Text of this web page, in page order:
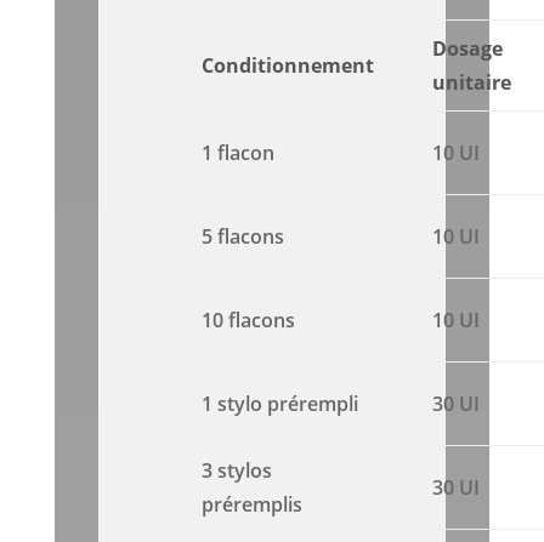
Conditionnement
Dosage
unitaire
1 flacon 10 UI
5 flacons 10 UI
10 flacons 10 UI
1 stylo prérempli 30 UI
3 stylos
préremplis
30 UI